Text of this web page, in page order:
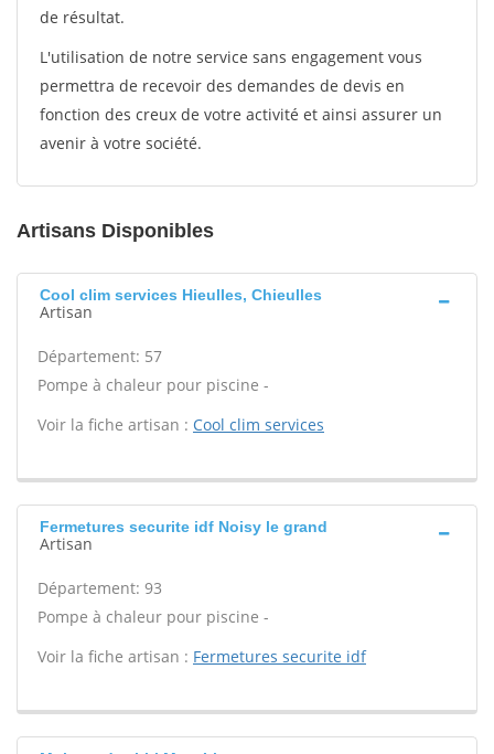
de résultat.
L'utilisation de notre service sans engagement vous
permettra de recevoir des demandes de devis en
fonction des creux de votre activité et ainsi assurer un
avenir à votre société.
Artisans Disponibles
Cool clim services Hieulles, Chieulles
Artisan
Département: 57
Pompe à chaleur pour piscine -
Voir la fiche artisan : Cool clim services
Fermetures securite idf Noisy le grand
Artisan
Département: 93
Pompe à chaleur pour piscine -
Voir la fiche artisan : Fermetures securite idf